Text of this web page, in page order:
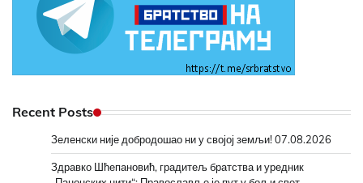
Recent Posts
Зеленски није добродошао ни у својој земљи!07.08.2026
Здравко Шћепановић, градитељ братства и уредник